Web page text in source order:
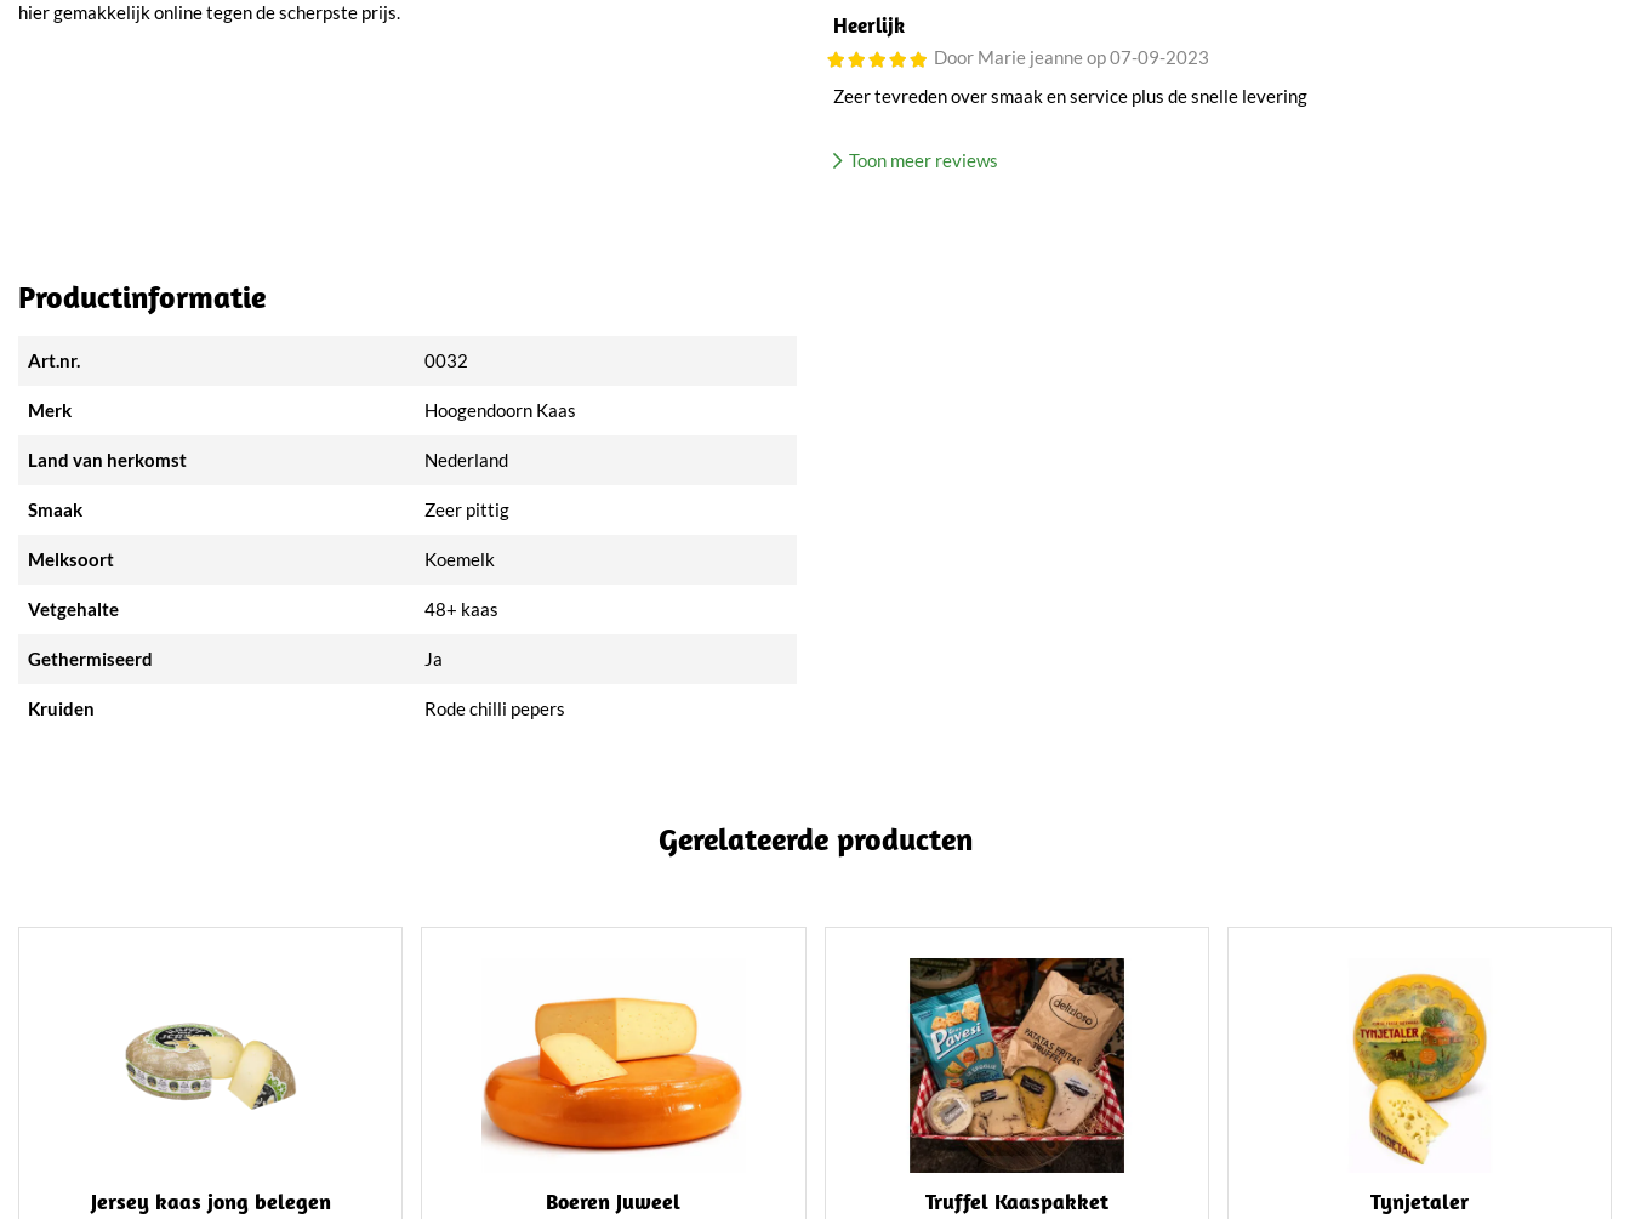
hier gemakkelijk online tegen de scherpste prijs.
Heerlijk
Door Marie jeanne op 07-09-2023
Zeer tevreden over smaak en service plus de snelle levering
Toon meer reviews
Productinformatie
Art.nr. 0032
Merk Hoogendoorn Kaas
Land van herkomst Nederland
Smaak Zeer pittig
Melksoort Koemelk
Vetgehalte 48+ kaas
Gethermiseerd Ja
Kruiden Rode chilli pepers
Gerelateerde producten
Jersey kaas jong belegen Boeren Juweel Truffel Kaaspakket Tynjetaler